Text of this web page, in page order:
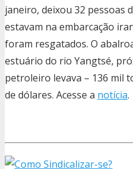
janeiro, deixou 32 pessoas
estavam na embarcação
foram resgatados. O
estuário do rio Yangtsé,
petroleiro levava – 136 mil
de dólares. Acesse a notícia.